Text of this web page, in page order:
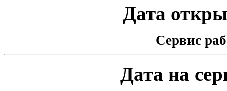
Дата
Сервис
Дата на